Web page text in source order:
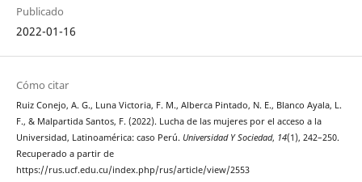
Publicado
2022-01-16
Cómo citar
Ruiz Conejo, A. G., Luna Victoria, F. M., Alberca Pintado, N. E., Blanco Ayala, L.
F., & Malpartida Santos, F. (2022). Lucha de las mujeres por el acceso a la
Universidad, Latinoamérica: caso Perú. Universidad Y Sociedad, 14(1), 242–250.
Recuperado a partir de
https://rus.ucf.edu.cu/index.php/rus/article/view/2553